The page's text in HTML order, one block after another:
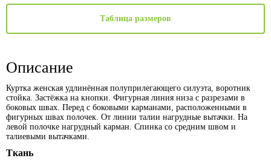
Таблица размеров
Описание
Куртка женская удлинённая полуприлегающего силуэта, воротник
стойка. Застёжка на кнопки. Фигурная линия низа с разрезами в
боковых швах. Перед с боковыми карманами, расположенными в
фигурных швах полочек. От линии талии нагрудные вытачки. На
левой полочке нагрудный карман. Спинка со средним швом и
талиевыми вытачками.
Ткань